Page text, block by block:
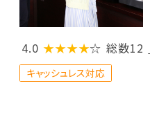
4.0 ★★★★☆ 総数12
キャッシュレス対応